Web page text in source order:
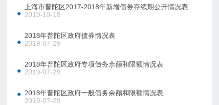
上海市普陀区2017-2018年新增债券存续期公开情况表
2019-10-18
2018年普陀区政府债券情况表
2019-07-29
2018年普陀区政府专项债务余额和限额情况表
2019-07-29
2018年普陀区政府一般债务余额和限额情况表
2019-07-29